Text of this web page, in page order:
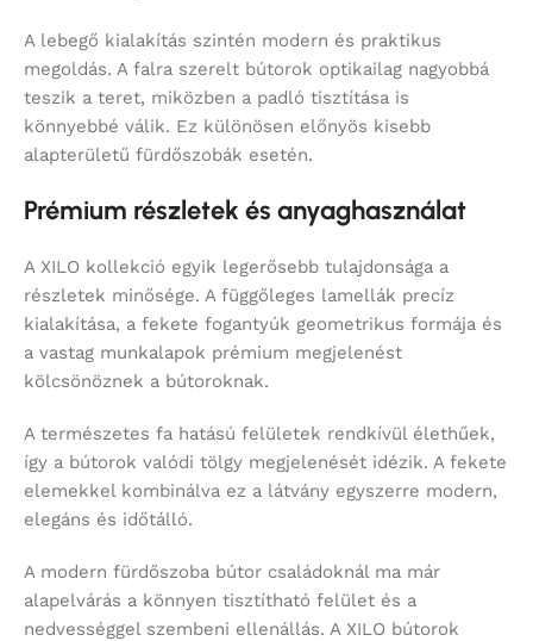
A lebegő kialakítás szintén modern és praktikus
megoldás. A falra szerelt bútorok optikailag nagyobbá
teszik a teret, miközben a padló tisztítása is
könnyebbé válik. Ez különösen előnyös kisebb
alapterületű fürdőszobák esetén.
Prémium részletek és anyaghasználat
A XILO kollekció egyik legerősebb tulajdonsága a
részletek minősége. A függőleges lamellák precíz
kialakítása, a fekete fogantyúk geometrikus formája és
a vastag munkalapok prémium megjelenést
kölcsönöznek a bútoroknak.
A természetes fa hatású felületek rendkívül élethűek,
így a bútorok valódi tölgy megjelenését idézik. A fekete
elemekkel kombinálva ez a látvány egyszerre modern,
elegáns és időtálló.
A modern fürdőszoba bútor családoknál ma már
alapelvárás a könnyen tisztítható felület és a
nedvességgel szembeni ellenállás. A XILO bútorok